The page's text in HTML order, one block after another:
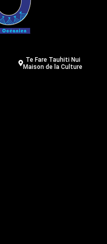
Te Fare Tauhiti Nui
Maison de la Culture